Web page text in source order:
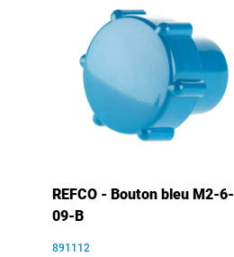
REFCO - Bouton bleu M2-6-
09-B
891112